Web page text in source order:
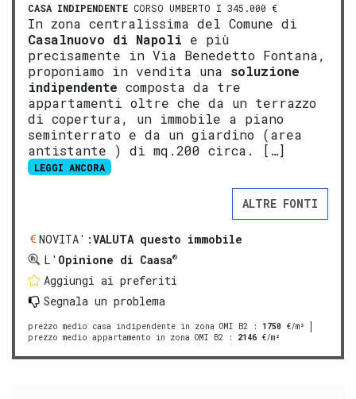
CASA INDIPENDENTE CORSO UMBERTO I 345.000 €
In zona centralissima del Comune di
Casalnuovo di Napoli e più
precisamente in Via Benedetto Fontana,
proponiamo in vendita una soluzione
indipendente composta da tre
appartamenti oltre che da un terrazzo
di copertura, un immobile a piano
seminterrato e da un giardino (area
antistante ) di mq.200 circa. […]
LEGGI ANCORA
ALTRE FONTI
NOVITA':VALUTA questo immobile
L' Opinione di Caasa®
Aggiungi ai preferiti
Segnala un problema
prezzo medio casa indipendente in zona OMI B2 : 1750 €/m²
prezzo medio appartamento in zona OMI B2 : 2146 €/m²